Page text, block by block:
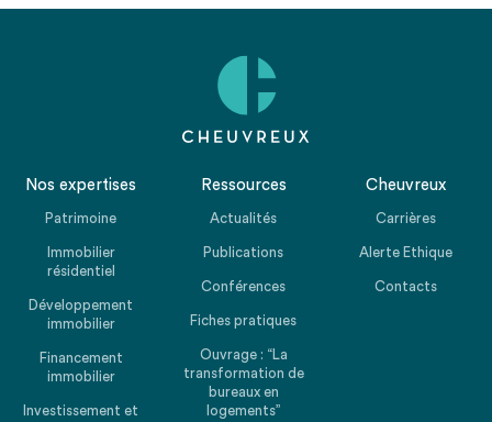
Nos expertises
Patrimoine
Immobilier
résidentiel
Développement
immobilier
Financement
immobilier
Investissement et
Ressources
Actualités
Publications
Conférences
Fiches pratiques
Ouvrage : “La
transformation de
bureaux en
logements”
Cheuvreux
Carrières
Alerte Ethique
Contacts